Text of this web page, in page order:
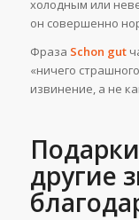
холодным или
он совершенно
Фраза Schon gut
«ничего
извинение, а не
другие